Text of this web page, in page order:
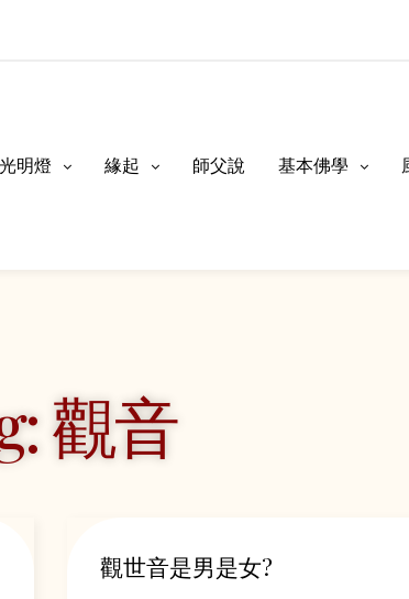
明燈 緣起 師父說 基本佛學
觀音
觀世音是男是女?